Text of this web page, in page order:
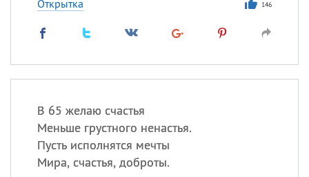
Открытка 146
В 65 желаю счастья
Меньше грустного ненастья.
Пусть исполнятся мечты
Мира, счастья, доброты.